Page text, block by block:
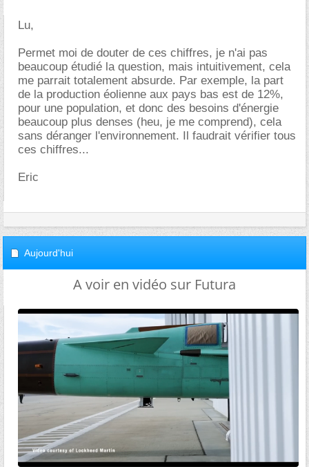
Lu,
Permet moi de douter de ces chiffres, je n'ai pas
beaucoup étudié la question, mais intuitivement, cela
me parrait totalement absurde. Par exemple, la part
de la production éolienne aux pays bas est de 12%,
pour une population, et donc des besoins d'énergie
beaucoup plus denses (heu, je me comprend), cela
sans déranger l'environnement. Il faudrait vérifier tous
ces chiffres...
Eric
Aujourd'hui
A voir en vidéo sur Futura